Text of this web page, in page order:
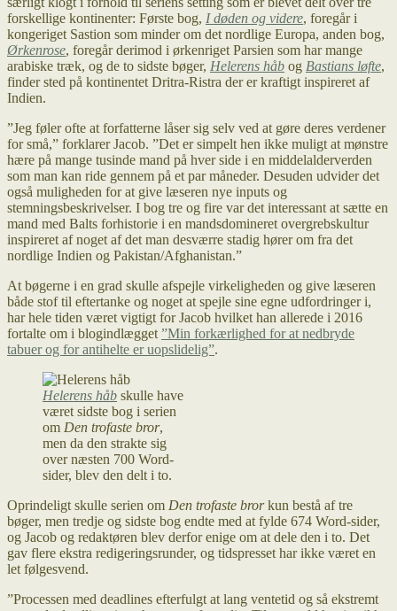
forskellige kontinenter: Første bog, I døden og videre, foregår i
kongeriget Sastion som minder om det nordlige Europa, anden bog,
Ørkenrose, foregår derimod i ørkenriget Parsien som har mange
arabiske træk, og de to sidste bøger, Helerens håb og Bastians løfte,
finder sted på kontinentet Dritra-Ristra der er kraftigt inspireret af
Indien.
”Jeg føler ofte at forfatterne låser sig selv ved at gøre deres verdener
for små,” forklarer Jacob. ”Det er simpelt hen ikke muligt at mønstre
hære på mange tusinde mand på hver side i en middelalderverden
som man kan ride gennem på et par måneder. Desuden udvider det
også muligheden for at give læseren nye inputs og
stemningsbeskrivelser. I bog tre og fire var det interessant at sætte en
mand med Balts forhistorie i en mandsdomineret overgrebskultur
inspireret af noget af det man desværre stadig hører om fra det
nordlige Indien og Pakistan/Afghanistan.”
At bøgerne i en grad skulle afspejle virkeligheden og give læseren
både stof til eftertanke og noget at spejle sine egne udfordringer i,
har hele tiden været vigtigt for Jacob hvilket han allerede i 2016
fortalte om i blogindlægget ”Min forkærlighed for at nedbryde
tabuer og for antihelte er uopslidelig”.
Helerens håb skulle have
været sidste bog i serien
om Den trofaste bror,
men da den strakte sig
over næsten 700 Word-
sider, blev den delt i to.
Oprindeligt skulle serien om Den trofaste brorkun bestå af tre
bøger, men tredje og sidste bog endte med at fylde 674 Word-sider,
og Jacob og redaktøren blev derfor enige om at dele den i to. Det
gav flere ekstra redigeringsrunder, og tidspresset har ikke været en
let følgesvend.
”Processen med deadlines efterfulgt at lang ventetid og så ekstremt